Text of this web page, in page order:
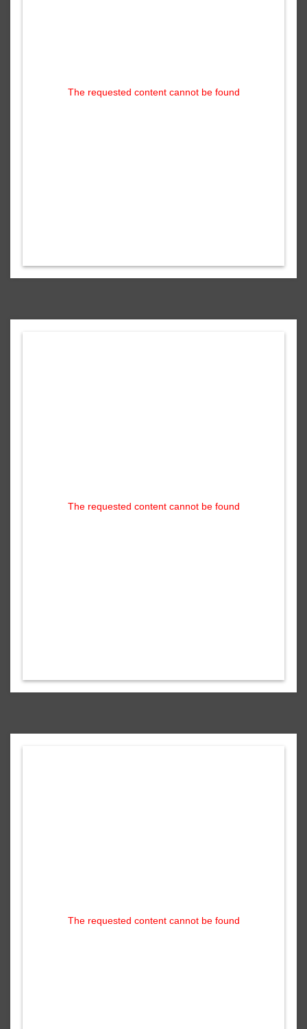
The requested content cannot be found
The requested content cannot be found
The requested content cannot be found